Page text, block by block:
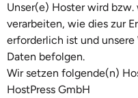
Unser(e) Hoster wird
verarbeiten, wie dies zur
erforderlich ist und
Daten befolgen.
Wir setzen folgende(n)
HostPress GmbH